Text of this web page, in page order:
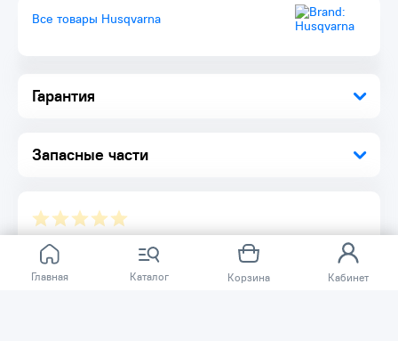
Главная Каталог Корзина Кабинет
Гарантия
Запасные части
конструкции придает удобство работе оператора
Поликлиновый ремень служит для оптимальной передачи
IntelliSeal обеспечивает минимум 250 часов работы без
Все товары Husqvarna
Отзывов ещё нет.
Расскажите о товаре, который приобрели у нас.